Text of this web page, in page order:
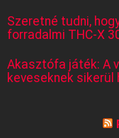
Szeretné tudni,
forradalmi THC-X
Akasztófa játék: A
keveseknek sikerül